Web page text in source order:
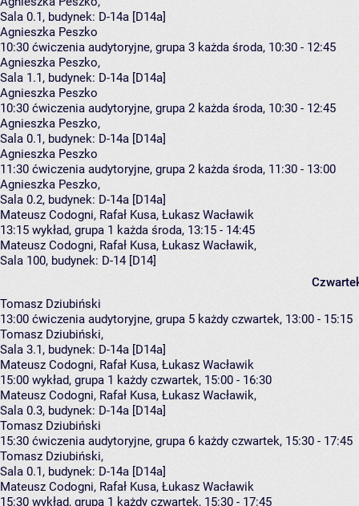
Sala 0.1, budynek: D-14a [D14a]
Agnieszka Peszko
10:30 ćwiczenia audytoryjne, grupa 3 każda środa, 10:30 - 12:45
Agnieszka Peszko,
Sala 1.1, budynek: D-14a [D14a]
Agnieszka Peszko
10:30 ćwiczenia audytoryjne, grupa 2 każda środa, 10:30 - 12:45
Agnieszka Peszko,
Sala 0.1, budynek: D-14a [D14a]
Agnieszka Peszko
11:30 ćwiczenia audytoryjne, grupa 2 każda środa, 11:30 - 13:00
Agnieszka Peszko,
Sala 0.2, budynek: D-14a [D14a]
Mateusz Codogni, Rafał Kusa, Łukasz Wacławik
13:15 wykład, grupa 1 każda środa, 13:15 - 14:45
Mateusz Codogni, Rafał Kusa, Łukasz Wacławik,
Sala 100, budynek: D-14 [D14]
Tomasz Dziubiński
13:00 ćwiczenia audytoryjne, grupa 5 każdy czwartek, 13:00 - 15:15
Tomasz Dziubiński,
Sala 3.1, budynek: D-14a [D14a]
Mateusz Codogni, Rafał Kusa, Łukasz Wacławik
15:00 wykład, grupa 1 każdy czwartek, 15:00 - 16:30
Mateusz Codogni, Rafał Kusa, Łukasz Wacławik,
Sala 0.3, budynek: D-14a [D14a]
Tomasz Dziubiński
15:30 ćwiczenia audytoryjne, grupa 6 każdy czwartek, 15:30 - 17:45
Tomasz Dziubiński,
Sala 0.1, budynek: D-14a [D14a]
Mateusz Codogni, Rafał Kusa, Łukasz Wacławik
15:30 wykład, grupa 1 każdy czwartek, 15:30 - 17:45